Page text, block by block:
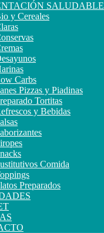
SALUDABLE
y Cereales
Carbs
Pizzas y Piadinas
Tortitas
y Bebidas
Comida
Preparados